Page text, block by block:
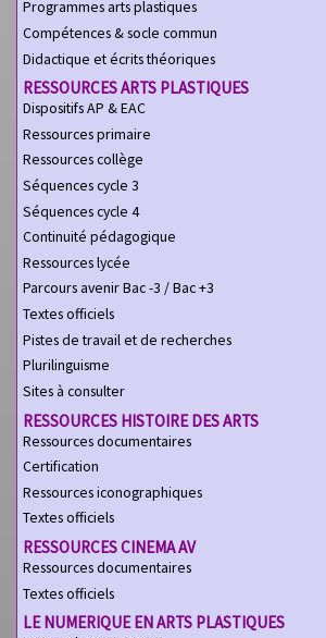
Programmes arts plastiques
Compétences & socle commun
Didactique et écrits théoriques
RESSOURCES ARTS PLASTIQUES
Dispositifs AP & EAC
Ressources primaire
Ressources collège
Séquences cycle 3
Séquences cycle 4
Continuité pédagogique
Ressources lycée
Parcours avenir Bac -3 / Bac +3
Textes officiels
Pistes de travail et de recherches
Plurilinguisme
Sites à consulter
RESSOURCES HISTOIRE DES ARTS
Ressources documentaires
Certification
Ressources iconographiques
Textes officiels
RESSOURCES CINEMA AV
Ressources documentaires
Textes officiels
LE NUMERIQUE EN ARTS PLASTIQUES